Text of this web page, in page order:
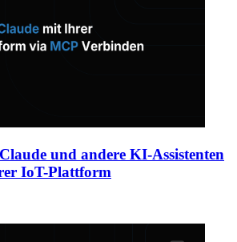
und andere KI-Assistenten
IoT-Plattform